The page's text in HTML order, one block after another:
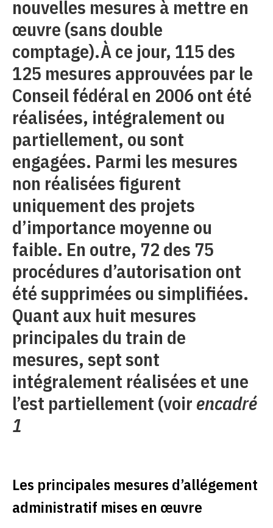
nouvelles mesures à mettre en
œuvre (sans double
comptage).À ce jour, 115 des
125 mesures approuvées par le
Conseil fédéral en 2006 ont été
réalisées, intégralement ou
partiellement, ou sont
engagées. Parmi les mesures
non réalisées figurent
uniquement des projets
d’importance moyenne ou
faible. En outre, 72 des 75
procédures d’autorisation ont
été supprimées ou simplifiées.
Quant aux huit mesures
principales du train de
mesures, sept sont
intégralement réalisées et une
l’est partiellement (voir encadré
1
Les principales mesures d’allégement
administratif mises en œuvre